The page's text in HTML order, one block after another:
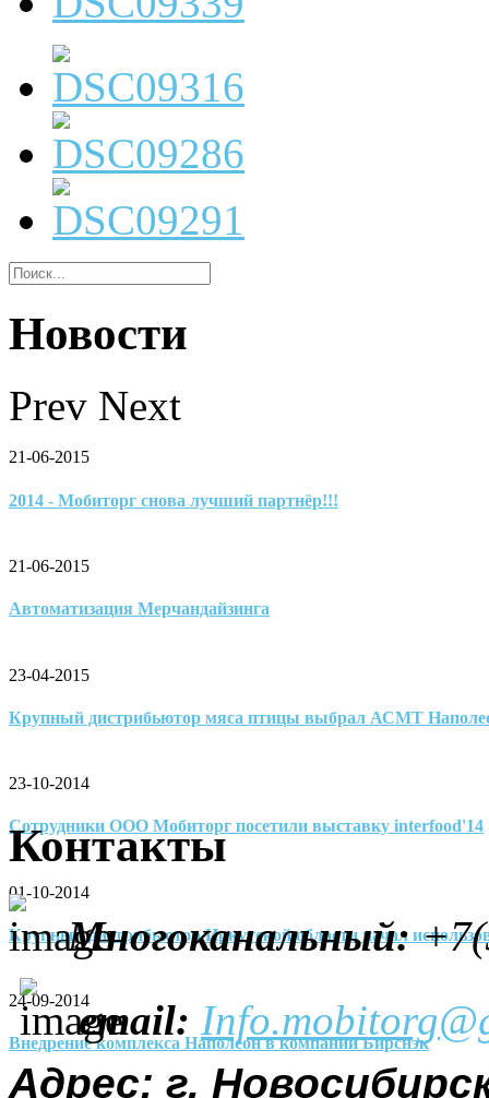
Новости
Prev Next
21-06-2015
2014 - Мобиторг снова лучший партнёр!!!
21-06-2015
Автоматизация Мерчандайзинга
23-04-2015
Крупный дистрибьютор мяса птицы выбрал АСМТ
23-10-2014
Сотрудники ООО Мобиторг посетили выставку interfood'14
01-10-2014
Крупный дистрибьютор Иркутской области начал
24-09-2014
Внедрение комплекса Наполеон в компании Бирснэк
Контакты
Многоканальный:
email:
Адрес: г.